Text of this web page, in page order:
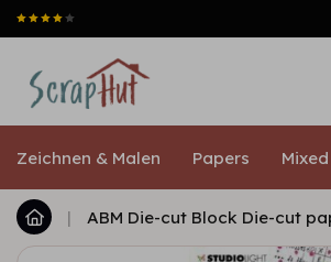
Zeichnen & Malen Papers
| ABM Die-cut Block Die-cut